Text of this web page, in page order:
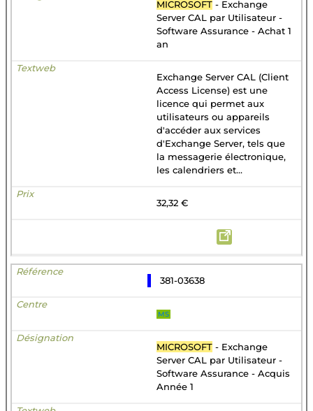
MICROSOFT - Exchange
Server CAL par Utilisateur -
Software Assurance - Achat 1
an
Exchange Server CAL (Client
Access License) est une
licence qui permet aux
utilisateurs ou appareils
d'accéder aux services
d'Exchange Server, tels que
la messagerie électronique,
les calendriers et...
32,32 €
381-03638
MS
MICROSOFT - Exchange
Server CAL par Utilisateur -
Software Assurance - Acquis
Année 1